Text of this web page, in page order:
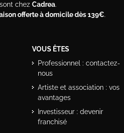
chez Cadrea.
offerte à domicile dès 139€.
VOUS ÊTES
Professionnel : contactez-
nous
Artiste et association : vos
avantages
Investisseur : devenir
franchisé